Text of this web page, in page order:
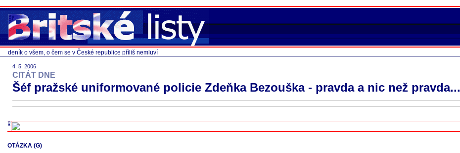
deník o všem, o čem se v České republice příliš nemluví
4. 5. 2006
CITÁT DNE
Šéf pražské uniformované policie Zdeňka Bezouška - pravda a nic než pravda...
OTÁZKA (G)